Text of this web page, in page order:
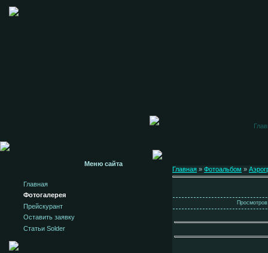
Меню сайта
Главная
Фотогалерея
Прейскурант
Оставить заявку
Статьи Solder
Главная » Фотоальбом »